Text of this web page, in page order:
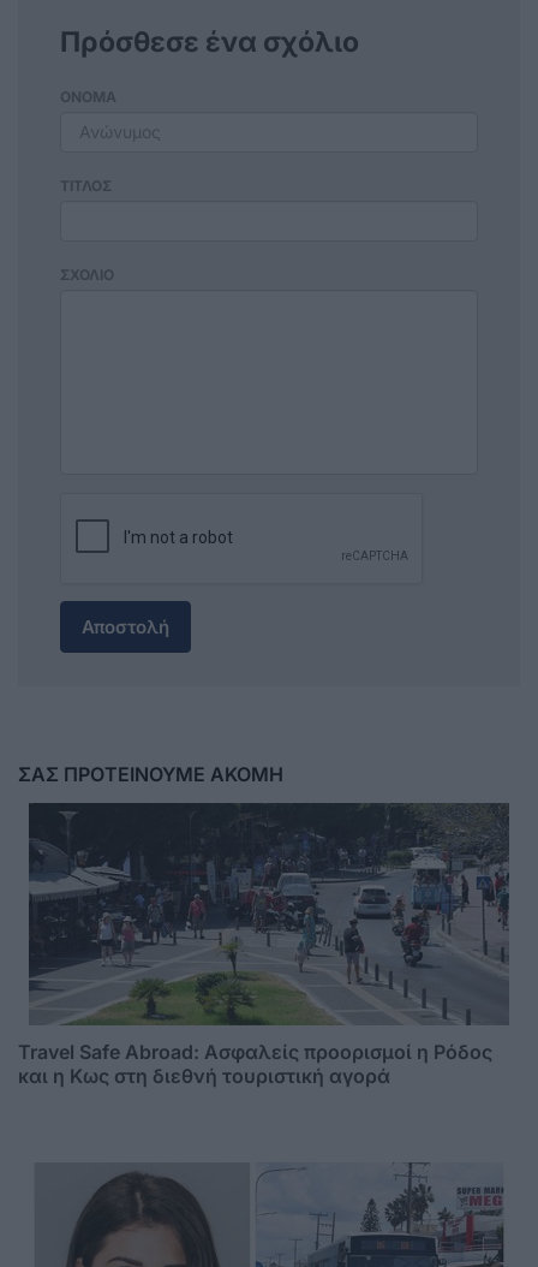
Πρόσθεσε ένα σχόλιο
ΟΝΟΜΑ
ΤΙΤΛΟΣ
ΣΧΟΛΙΟ
Αποστολή
ΣΑΣ ΠΡΟΤΕΙΝΟΥΜΕ ΑΚΟΜΗ
Travel Safe Abroad: Ασφαλείς προορισμοί η Ρόδος
και η Κως στη διεθνή τουριστική αγορά